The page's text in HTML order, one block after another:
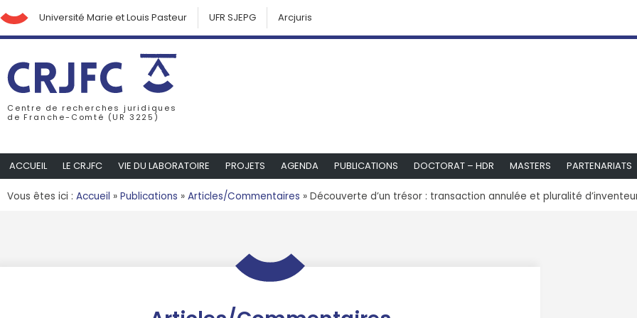
Université Marie et Louis Pasteur UFR SJEPG Arcjuris
Centre de recherches juridiques
de Franche-Comté (UR 3225)
ACCUEIL LE CRJFC VIE DU LABORATOIRE PROJETS AGENDA PUBLICATIONS DOCTORAT – HDR MASTERS PARTENARIATS
Vous êtes ici : Accueil » Publications » Articles/Commentaires » Découverte d’un trésor : transaction annulée et pluralité